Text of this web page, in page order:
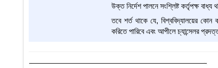
উক্ত নির্দেশ পালনে সংশ্লিষ্ট কর্তৃপক্ষ বাধ্য
তবে শর্ত থাকে যে, বিশ্ববিদ্যালয়ের কোন
করিতে পারিবে এবং আপীলে চ্যান্সেলর